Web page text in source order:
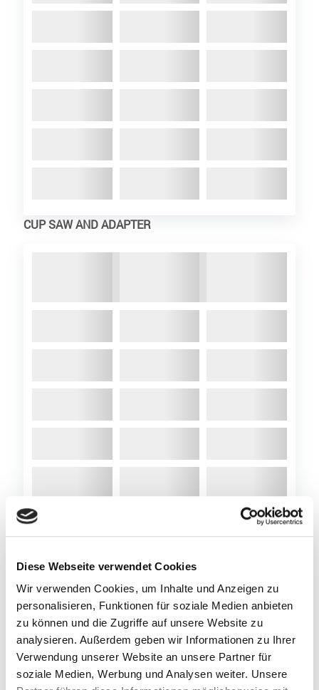
Diese Webseite verwendet Cookies
Wir verwenden Cookies, um Inhalte und Anzeigen zu
personalisieren, Funktionen für soziale Medien anbieten
zu können und die Zugriffe auf unsere Website zu
analysieren. Außerdem geben wir Informationen zu Ihrer
Verwendung unserer Website an unsere Partner für
soziale Medien, Werbung und Analysen weiter. Unsere
CUP SAW AND ADAPTER